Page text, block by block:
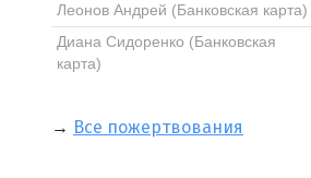
Леонов Андрей (Банковская карта)
Диана Сидоренко (Банковская
карта)
→ Все пожертвования